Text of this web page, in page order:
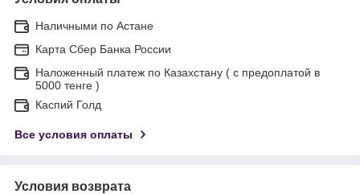
Наличными по Астане
Карта Сбер Банка России
Наложенный платеж по Казахстану ( с предоплатой в
5000 тенге )
Каспий Голд
Все условия оплаты
Условия возврата